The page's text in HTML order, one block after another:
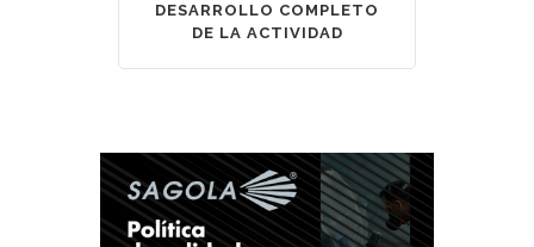
DESARROLLO COMPLETO
DE LA ACTIVIDAD